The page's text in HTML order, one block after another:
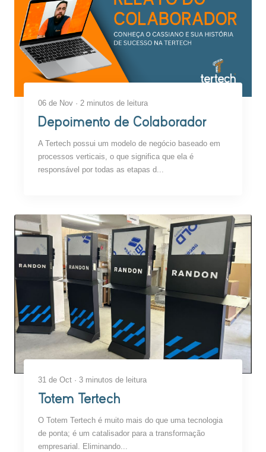
06 de Nov · 2 minutos de leitura
Depoimento de Colaborador
A Tertech possui um modelo de negócio baseado em
processos verticais, o que significa que ela é
responsável por todas as etapas d...
31 de Oct · 3 minutos de leitura
Totem Tertech
O Totem Tertech é muito mais do que uma tecnologia
de ponta; é um catalisador para a transformação
empresarial. Eliminando...